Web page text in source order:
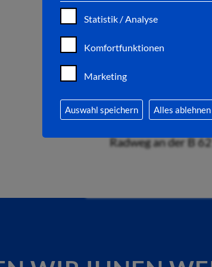
Statistik / Analyse
Komfortfunktionen
Marketing
Auswahl speichern Alles ablehnen
Baustraße benötigt.
Nach Auskunft
Radwegs offiziell
Die
Radweg an der B